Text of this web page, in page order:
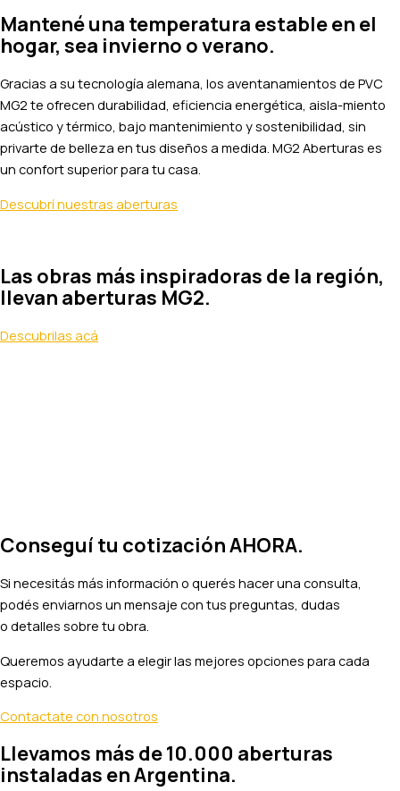
Mantené una temperatura estable en el
hogar, sea invierno o verano.
Gracias a su tecnología alemana, los aventanamientos de PVC
MG2 te ofrecen durabilidad, eficiencia energética, aisla-miento
acústico y térmico, bajo mantenimiento y sostenibilidad, sin
privarte de belleza en tus diseños a medida. MG2 Aberturas es
un confort superior para tu casa.
Descubrí nuestras aberturas
Las obras más inspiradoras de la región,
llevan aberturas MG2.
Descubrilas acá
Conseguí tu cotización AHORA.
Si necesitás más información o querés hacer una consulta,
podés enviarnos un mensaje con tus preguntas, dudas
o detalles sobre tu obra.
Queremos ayudarte a elegir las mejores opciones para cada
espacio.
Contactate con nosotros
Llevamos más de 10.000 aberturas
instaladas en Argentina.